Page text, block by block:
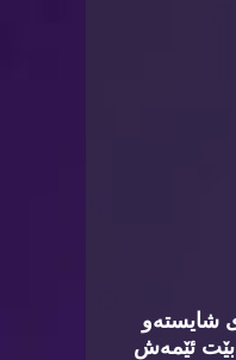
شایسته‌و
بێت ئێمه‌ش